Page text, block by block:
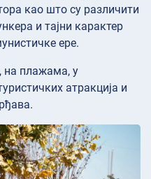
као што су различити
и тајни карактер
ере.
на плажама, у
атракција и